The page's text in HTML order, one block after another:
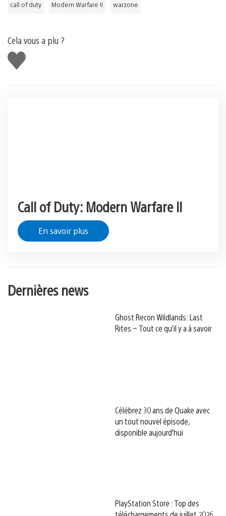
call of duty Modern Warfare II warzone
Cela vous a plu ?
J'aime
Call of Duty: Modern Warfare II
En savoir plus
Dernières news
Ghost Recon Wildlands: Last
Rites – Tout ce qu’il y a à savoir
Célébrez 30 ans de Quake avec
un tout nouvel épisode,
disponible aujourd’hui
PlayStation Store : Top des